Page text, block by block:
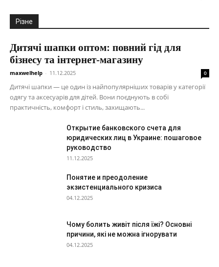
Різне
Дитячі шапки оптом: повний гід для
бізнесу та інтернет-магазину
maxwelhelp - 11.12.2025 0
Дитячі шапки — це один із найпопулярніших товарів у категорії
одягу та аксесуарів для дітей. Вони поєднують в собі
практичність, комфорт і стиль, захищають...
Открытие банковского счета для
юридических лиц в Украине: пошаговое
руководство
11.12.2025
Понятие и преодоление
экзистенциального кризиса
04.12.2025
Чому болить живіт після їжі? Основні
причини, які не можна ігнорувати
04.12.2025